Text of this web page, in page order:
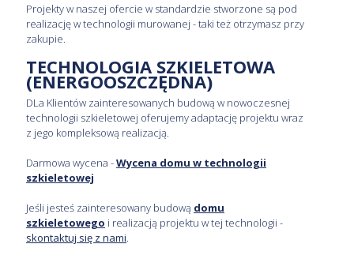
Projekty w naszej ofercie w standardzie stworzone są pod
realizację w technologii murowanej - taki też otrzymasz przy
zakupie.
TECHNOLOGIA SZKIELETOWA
(ENERGOOSZCZĘDNA)
DLa Klientów zainteresowanych budową w nowoczesnej
technologii szkieletowej oferujemy adaptację projektu wraz
z jego kompleksową realizacją.
Darmowa wycena -Wycena domu w technologii
szkieletowej
Jeśli jesteś zainteresowany budową domu
szkieletowego i realizacją projektu w tej technologii -
skontaktuj się z nami.